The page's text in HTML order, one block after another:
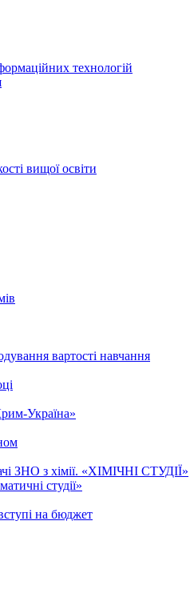
технологій
вищої освіти
вартості навчання
Україна»
ЗНО з хімії. «ХІМІЧНІ СТУДІЇ»
студії»
на бюджет